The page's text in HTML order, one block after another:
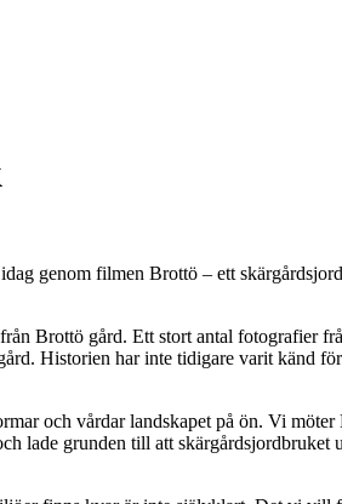
genom filmen Brottö – ett
Brottö gård. Ett stort antal fotografier
Historien har inte tidigare varit känd
och vårdar landskapet på ön. Vi möter
lade grunden till att skärgårdsjordbruket